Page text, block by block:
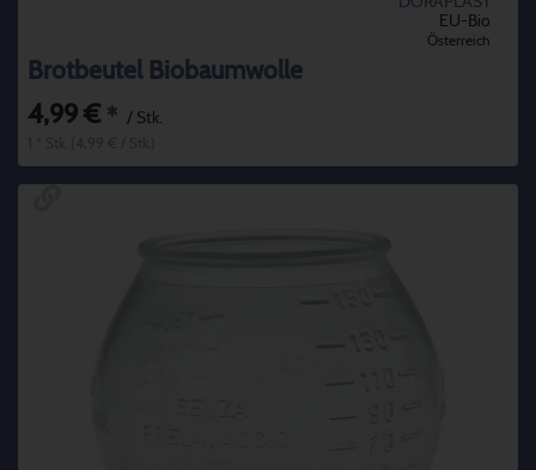
EU-Bio
Österreich
Brotbeutel Biobaumwolle
4,99 € * / Stk.